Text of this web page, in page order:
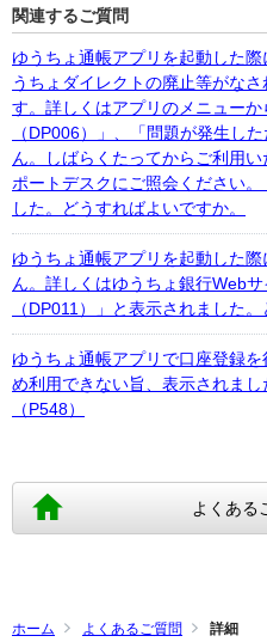
関連するご質問
ゆうちょ通帳アプリを起動した
うちょダイレクトの廃止等がな
す。詳しくはアプリのメニューか
（DP006）」、「問題が発生し
ん。しばらくたってからご利用
ポートデスクにご照会ください
した。どうすればよいですか。
ゆうちょ通帳アプリを起動した
ん。詳しくはゆうちょ銀行Webサ
（DP011）」と表示されました
ゆうちょ通帳アプリで口座登録
め利用できない旨、表示されまし
（P548）
よくある
ホーム よくあるご質問 詳細